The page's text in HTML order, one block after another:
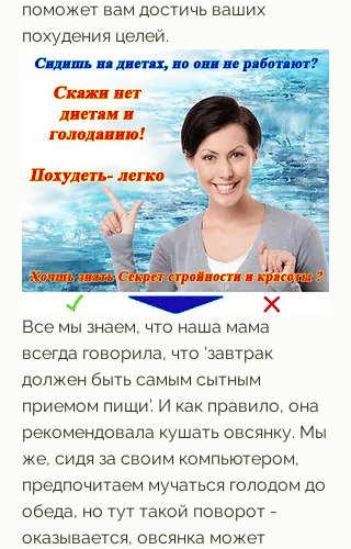
поможет вам достичь ваших
похудения целей.
Все мы знаем, что наша мама
всегда говорила, что 'завтрак
должен быть самым сытным
приемом пищи'. И как правило, она
рекомендовала кушать овсянку. Мы
же, сидя за своим компьютером,
предпочитаем мучаться голодом до
обеда, но тут такой поворот -
оказывается, овсянка может